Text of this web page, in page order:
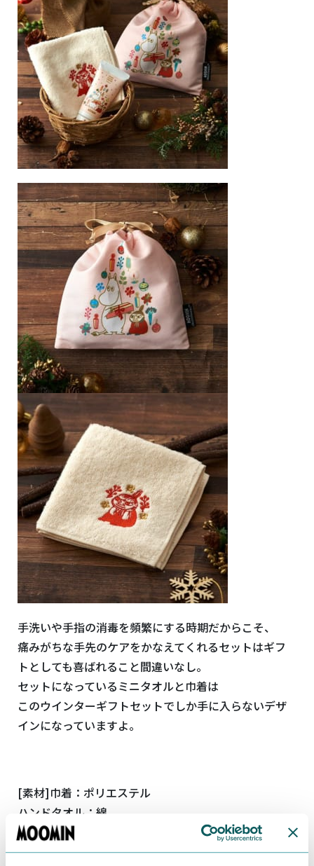
手洗いや手指の消毒を頻繁にする時期だからこそ、
痛みがちな手先のケアをかなえてくれるセットはギフ
トとしても喜ばれること間違いなし。
セットになっているミニタオルと巾着は
このウインターギフトセットでしか手に入らないデザ
インになっていますよ。
[素材]巾着：ポリエステル
ハンドタオル：綿
ハンドクリーム：水、プロパンジオール、コメヌカ
油、ベヘニルアルコール、ミネラルオイル、水溶性コ